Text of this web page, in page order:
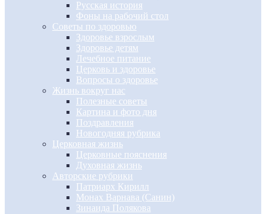
Русская история
Фоны на рабочий стол
Советы по здоровью
Здоровье взрослым
Здоровье детям
Лечебное питание
Церковь и здоровье
Вопросы о здоровье
Жизнь вокруг нас
Полезные советы
Картина и фото дня
Поздравления
Новогодняя рубрика
Церковная жизнь
Церковные пояснения
Духовная жизнь
Авторские рубрики
Патриарх Кирилл
Монах Варнава (Санин)
Зинаида Полякова